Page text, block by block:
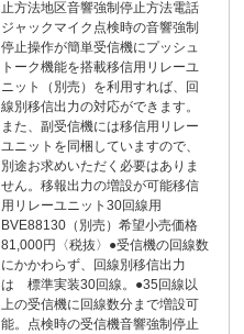
止方法地区音響強制停止方法電話
ジャックマイク点検時の音響強制
停止操作が簡単受信機にプッシュ
トーク機能を搭載移信用リレーユ
ニット（別売）を利用すれば、回
線別移信出力の対応ができます。
また、副受信機には移信用リレー
ユニットを同梱していますので、
別途お求めいただく必要はありま
せん。移報出力の増設が可能移信
用リレーユニット30回線用
BVE88130（別売）希望小売価格
81,000円〈税抜〉●受信機の回線数
にかかわらず、回線別移信出力
は 標準実装30回線。●35回線以
上の受信機に回線数分まで増設可
能。点検時の受信機音響強制停止